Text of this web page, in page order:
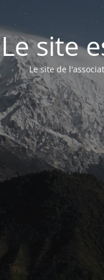
Le site
Le site de